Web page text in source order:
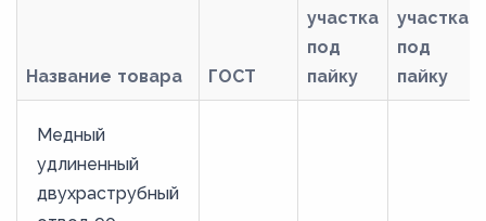
Название товара ГОСТ
участка
под
пайку
участка
под
пайку
Медный
удлиненный
двухраструбный